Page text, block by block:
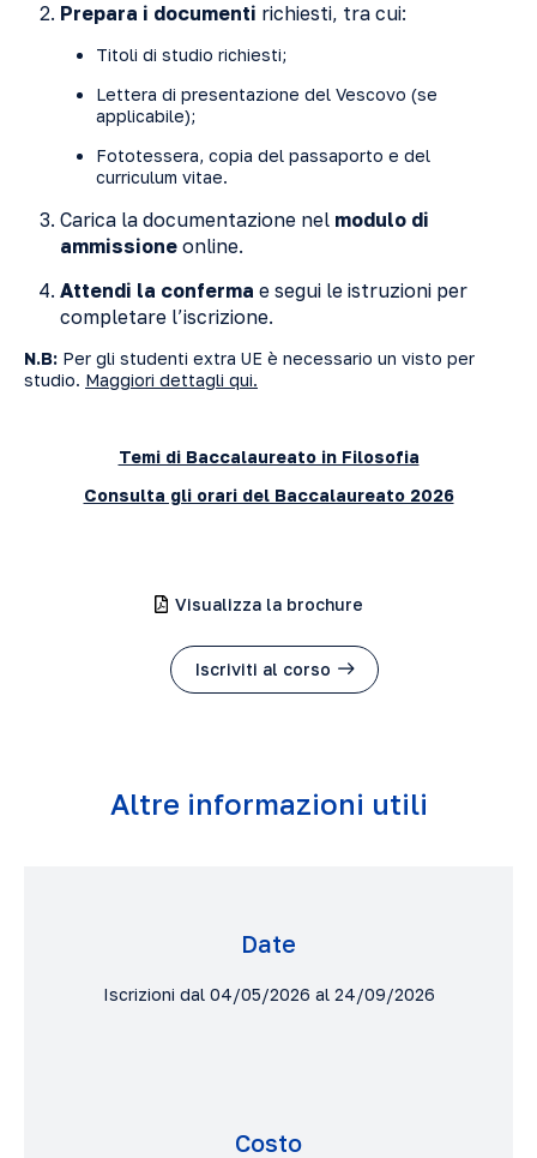
Prepara i documenti richiesti, tra cui:
Titoli di studio richiesti;
Lettera di presentazione del Vescovo (se
applicabile);
Fototessera, copia del passaporto e del
curriculum vitae.
Carica la documentazione nel modulo di
ammissione online.
Attendi la conferma e segui le istruzioni per
completare l’iscrizione.
N.B: Per gli studenti extra UE è necessario un visto per
studio. Maggiori dettagli qui.
Temi di Baccalaureato in Filosofia
Consulta gli orari del Baccalaureato 2026
Visualizza la brochure
Iscriviti al corso
Altre informazioni utili
Date
Iscrizioni dal 04/05/2026 al 24/09/2026
Costo